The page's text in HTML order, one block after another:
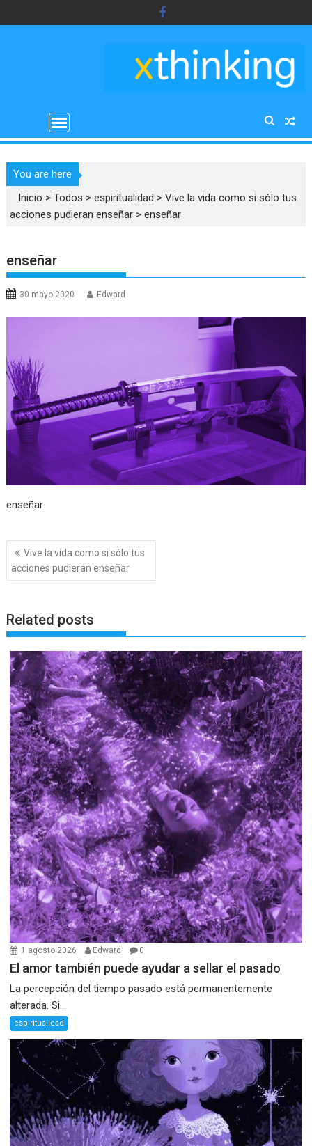
al
You are here
Inicio >Todos >espiritualidad >Vive la vida como si sólo tus
acciones pudieran enseñar >enseñar
enseñar
30 mayo 2020 Edward
enseñar
Navegación
de
entradas
Vive la vida como si sólo tus
acciones pudieran enseñar
Related posts
1 agosto 2026 Edward 0
El amor también puede ayudar a sellar el pasado
La percepción del tiempo pasado está permanentemente
alterada. Si...
espiritualidad